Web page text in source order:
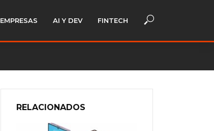
EMPRESAS AI Y DEV FINTECH
RELACIONADOS